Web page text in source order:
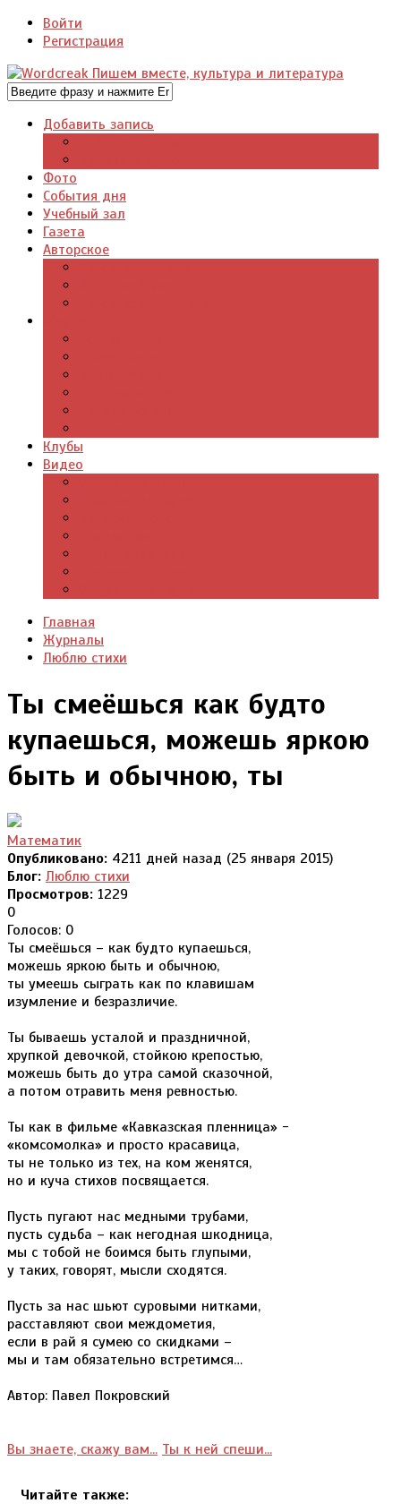
Войти
Регистрация
Добавить запись
Фото
События дня
Учебный зал
Газета
Авторское
Клубы
Видео
Главная
Журналы
Люблю стихи
Ты смеёшься как будто
купаешься, можешь яркою
быть и обычною, ты
Математик
Опубликовано: 4211 дней назад (25 января 2015)
Блог: Люблю стихи
Просмотров: 1229
0
Голосов: 0
Ты смеёшься – как будто купаешься,
можешь яркою быть и обычною,
ты умеешь сыграть как по клавишам
изумление и безразличие.
Ты бываешь усталой и праздничной,
хрупкой девочкой, стойкою крепостью,
можешь быть до утра самой сказочной,
а потом отравить меня ревностью.
Ты как в фильме «Кавказская пленница» -
«комсомолка» и просто красавица,
ты не только из тех, на ком женятся,
но и куча стихов посвящается.
Пусть пугают нас медными трубами,
пусть судьба – как негодная шкодница,
мы с тобой не боимся быть глупыми,
у таких, говорят, мысли сходятся.
Пусть за нас шьют суровыми нитками,
расставляют свои междометия,
если в рай я сумею со скидками –
мы и там обязательно встретимся…
Автор: Павел Покровский
Вы знаете, скажу вам... Ты к ней спеши...
Читайте также: